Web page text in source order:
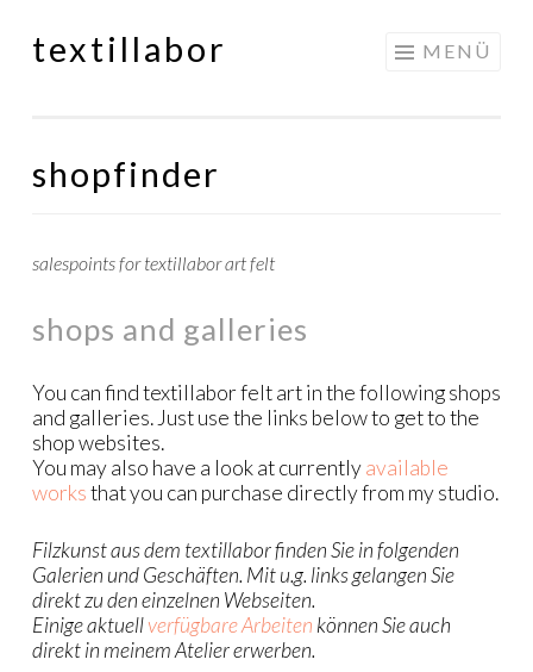
Springe
textillabor MENÜ
shopfinder
salespoints for textillabor art felt
shops and galleries
You can find textillabor felt art in the following shops
and galleries. Just use the links below to get to the
shop websites.
You may also have a look at currentlyavailable
worksthat you can purchase directly from my studio.
Filzkunst aus dem textillabor finden Sie in folgenden
Galerien und Geschäften. Mit u.g. links gelangen Sie
direkt zu den einzelnen Webseiten.
Einige aktuellverfügbare Arbeiten können Sie auch
direkt in meinem Atelier erwerben.